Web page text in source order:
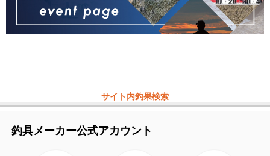
サイト内釣果検索
釣具メーカー公式アカウント